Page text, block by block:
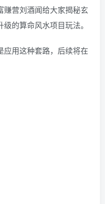
营刘酒闻给大家揭秘玄
的算命风水项目玩法。
应用这种套路，后续将在